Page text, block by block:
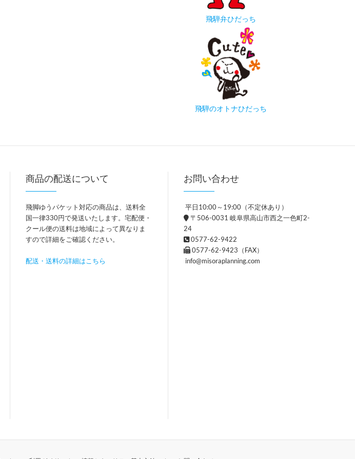
飛騨弁ひだっち
飛騨のオトナひだっち
商品の配送について
飛脚ゆうパケット対応の商品は、送料全
国一律330円で発送いたします。宅配便・
クール便の送料は地域によって異なりま
すので詳細をご確認ください。
配送・送料の詳細はこちら
お問い合わせ
平日10:00～19:00（不定休あり）
〒506-0031 岐阜県高山市西之一色町2-
24
0577-62-9422
0577-62-9423（FAX）
info@misoraplanning.com